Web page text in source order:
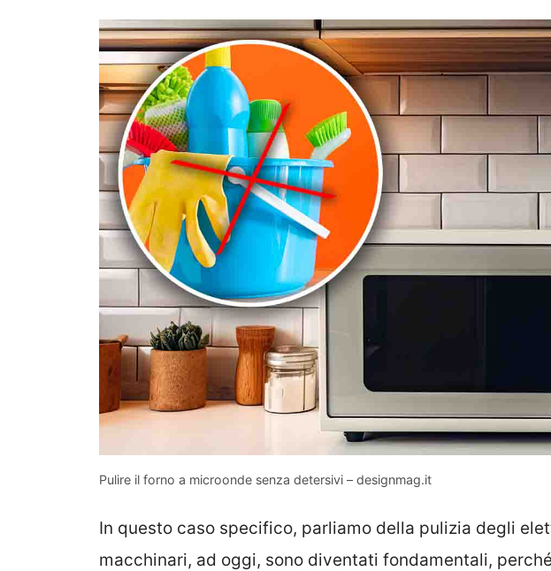
Pulire il forno a microonde senza detersivi – designmag.it
In questo caso specifico, parliamo della pulizia degli
macchinari, ad oggi, sono diventati fondamentali,